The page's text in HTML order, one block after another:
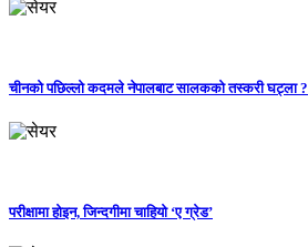
चीनको पछिल्लो कदमले नेपालबाट सालकको तस्करी घट्ला ?
परीक्षामा होइन, जिन्दगीमा चाहियो ‘ए ग्रेड’